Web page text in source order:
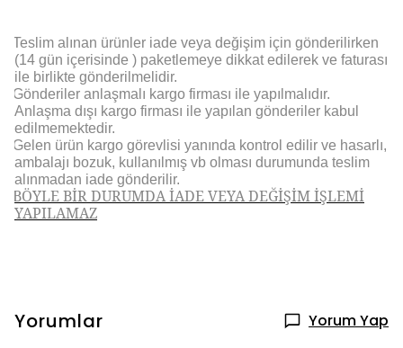
Teslim alınan ürünler iade veya değişim için gönderilirken
(14 gün içerisinde ) paketlemeye dikkat edilerek ve faturası
ile birlikte gönderilmelidir.
Gönderiler anlaşmalı kargo firması ile yapılmalıdır.
Anlaşma dışı kargo firması ile yapılan gönderiler kabul
edilmemektedir.
Gelen ürün kargo görevlisi yanında kontrol edilir ve hasarlı,
ambalajı bozuk, kullanılmış vb olması durumunda teslim
alınmadan iade gönderilir.
BÖYLE BİR DURUMDA İADE VEYA DEĞİŞİM İŞLEMİ
YAPILAMAZ
Yorumlar Yorum Yap